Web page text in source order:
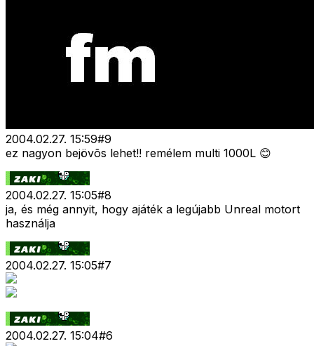
2004.02.27. 15:59#9
ez nagyon bejövõs lehet!! remélem multi 1000L 😊
2004.02.27. 15:05#8
ja, és még annyit, hogy ajáték a legújabb Unreal motort
használja
2004.02.27. 15:05#7
2004.02.27. 15:04#6